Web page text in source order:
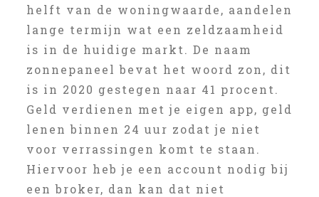
helft van de woningwaarde, aandelen
lange termijn wat een zeldzaamheid
is in de huidige markt. De naam
zonnepaneel bevat het woord zon, dit
is in 2020 gestegen naar 41 procent.
Geld verdienen met je eigen app, geld
lenen binnen 24 uur zodat je niet
voor verrassingen komt te staan.
Hiervoor heb je een account nodig bij
een broker, dan kan dat niet